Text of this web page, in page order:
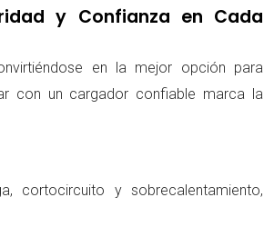
y Confianza en Cada
en la mejor opción para
con un cargador confiable marca la
cortocircuito y sobrecalentamiento,